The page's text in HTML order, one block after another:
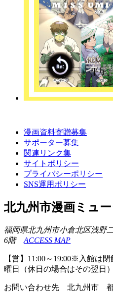
漫画資料寄贈募集
サポーター募集
関連リンク集
サイトポリシー
プライバシーポリシー
SNS運用ポリシー
北九州市漫画ミュ
福岡県北九州市小倉北区浅野
6階 ACCESS MAP
【営】11:00～19:00※入館は
曜日（休日の場合はその翌日
お問い合わせ先 北九州市